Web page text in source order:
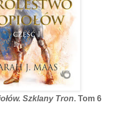
Szklany Tron. Tom 6